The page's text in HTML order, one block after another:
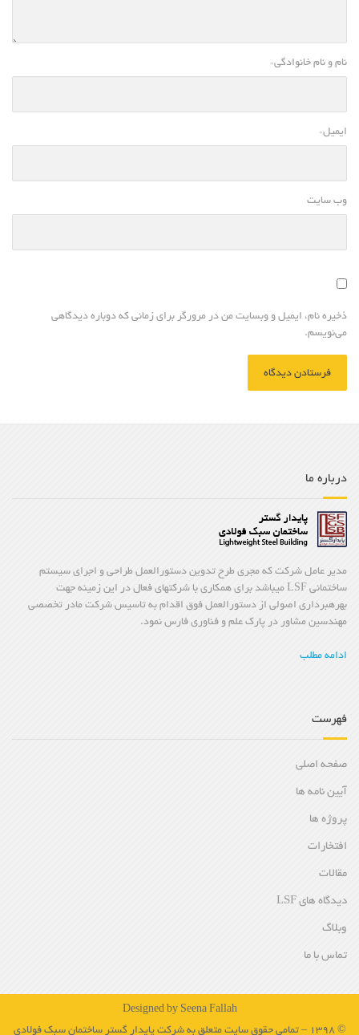
نام و نام خانوادگی*
ایمیل*
وب سایت
ذخیره نام، ایمیل و وبسایت من در مرورگر برای زمانی که دوباره دیدگاهی
می‌نویسم.
درباره ما
مدیر عامل شرکت که مجری طرح تدوین دستورالعمل طراحی و اجرای سیستم
ساختمانی LSF میباشد برای همکاری با شرکتهای فعال در این زمینه جهت
بهرهبرداری اصولی از دستورالعمل فوق اقدام به تاسیس شرکت مادر تخصصی
مهندسین مشاور در پارک علم و فناوری فارس نمود.
ادامه مطلب
فهرست
صفحه اصلی
آیین نامه ها
پروژه ها
افتخارات
مقالات
دیدگاه های LSF
وبلاگ
تماس با ما
Designed by Seena Fallah
© 1398 – تمامی حقوق سایت متعلق به شرکت پایدار گستر ساختمان سبک فولادی